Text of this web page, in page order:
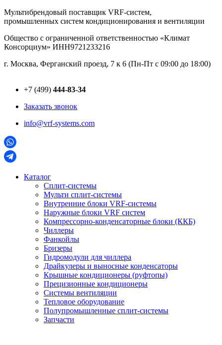
Перейти
к
Мультибрендовый поставщик VRF-cистем,
промышленных систем кондиционирования и вентиляции
Общество с ограниченной ответственностью «Климат
Консорциум» ИНН9721233216
г. Москва, Ферганский проезд, 7 к 6 (Пн-Пт с 09:00 до 18:00)
+7 (499) 444-83-34
Заказать звонок
info@vrf-systems.com
Каталог
Сплит-системы
Мульти сплит-системы
Внутренние блоки VRF-cистемы
Наружные блоки VRF cистем
Компрессорно-конденсаторные блоки (ККБ)
Чиллеры
Фанкойлы
Бризеры
Гидромодули для чиллера
Драйкулеры и выносные конденсаторы
Крышные кондиционеры (руфтопы)
Прецизионные кондиционеры
Системы вентиляции
Тепловое оборудование
Полупромышленные сплит-системы
Запчасти